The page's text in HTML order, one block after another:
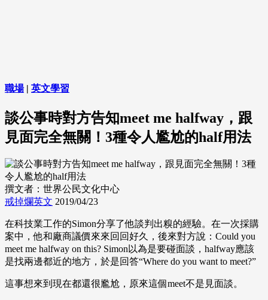
職場| 英文學習
談公事時對方告知meet me halfway，跟
見面完全無關！3種令人尷尬的half用法
撰文者：世界公民文化中心
戒掉爛英文 2019/04/23
在科技業工作的Simon分享了他談判出糗的經驗。在一次採購
案中，他和廠商議價來來回回好久，後來對方說：Could you
meet me halfway on this? Simon以為是要碰面談，halfway應該
是找兩邊都近的地方，於是回答“Where do you want to meet?”
這事想來到現在都還很尷尬，原來這個meet不是見面談。